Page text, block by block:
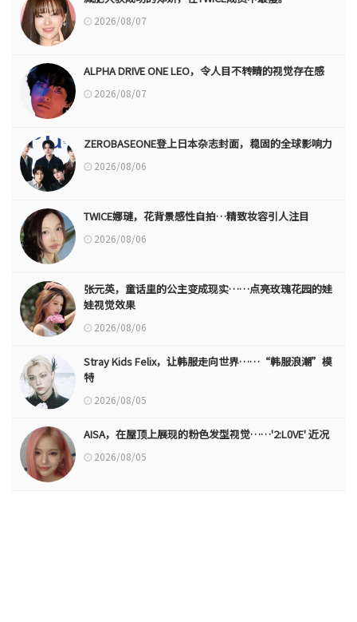
2026/08/07
ALPHA DRIVE ONE LEO，令人目不转睛的视觉存在感
2026/08/07
ZEROBASEONE登上日本杂志封面，稳固的全球影响力
2026/08/06
TWICE娜璉，花背景感性自拍…精致妆容引人注目
2026/08/06
张元英，童话里的公主变成现实……点亮玫瑰花园的娃
娃视觉效果
2026/08/06
Stray Kids Felix，让韩服走向世界……“韩服浪潮”模
特
2026/08/05
AISA，在屋顶上展现的粉色发型视觉……'2:L0VE' 近况
2026/08/05